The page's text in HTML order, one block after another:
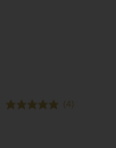
(4)